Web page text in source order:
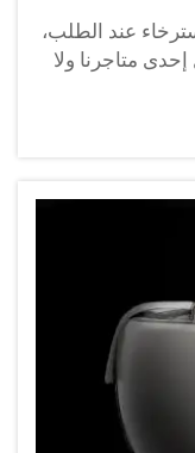
عند الطلب،
متاجرنا ولا
الجلوس في
هذه العملات